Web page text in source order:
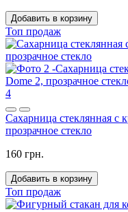
Добавить в корзину
Топ продаж
4
Сахарница стеклянная с
прозрачное стекло
160 грн.
Добавить в корзину
Топ продаж